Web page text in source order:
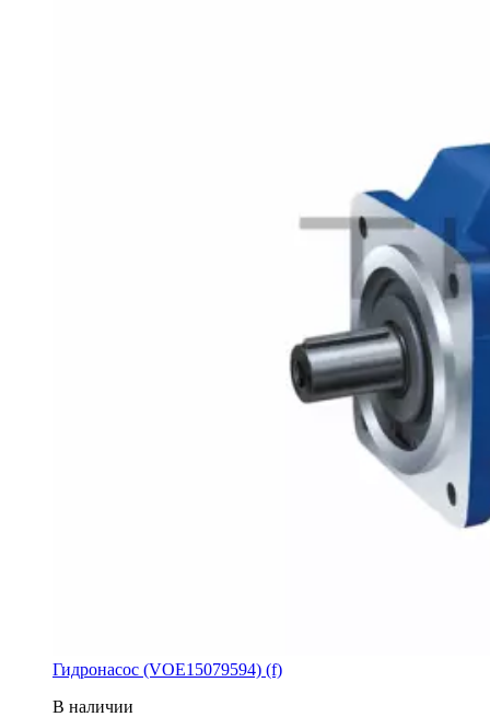
Гидронасос (VOE15079594) (f)
В наличии